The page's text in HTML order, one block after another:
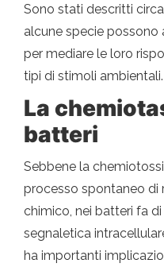
Sono stati descritti
alcune specie possono
per mediare le loro
tipi di stimoli ambientali.
La
batteri
Sebbene la
processo spontaneo di
chimico, nei batteri fa
segnaletica
ha importanti